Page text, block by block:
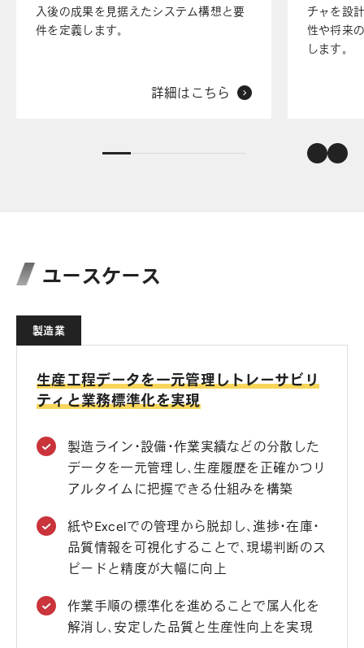
入後の成果を見据えたシステム構想と要
件を定義します。
詳細はこちら
チャを設
性や将来
します。
ユースケース
製造業
生産工程データを一元管理しトレーサビリ
ティと業務標準化を実現
製造ライン・設備・作業実績などの分散した
データを一元管理し、生産履歴を正確かつリ
アルタイムに把握できる仕組みを構築
紙やExcelでの管理から脱却し、進捗・在庫・
品質情報を可視化することで、現場判断のス
ピードと精度が大幅に向上
作業手順の標準化を進めることで属人化を
解消し、安定した品質と生産性向上を実現